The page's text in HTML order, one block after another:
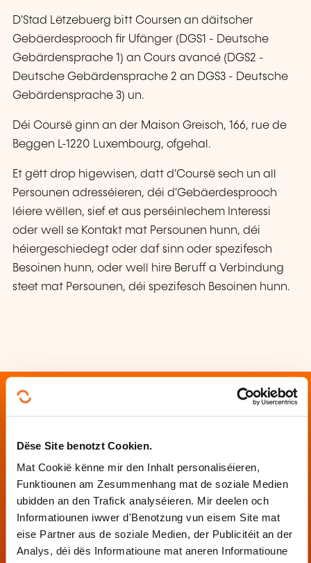
Dëse Site benotzt Cookien.
Mat Cookië kënne mir den Inhalt personaliséieren,
Funktiounen am Zesummenhang mat de soziale Medien
ubidden an den Trafick analyséieren. Mir deelen och
Informatiounen iwwer d'Benotzung vun eisem Site mat
eise Partner aus de soziale Medien, der Publicitéit an der
Analys, déi dës Informatioune mat aneren Informatioune
D'Stad Lëtzebuerg bitt Coursen an däitscher
Gebäerdesprooch fir Ufänger (DGS1 - Deutsche
Gebärdensprache 1) an Cours avancé (DGS2 -
Deutsche Gebärdensprache 2 an DGS3 - Deutsche
Gebärdensprache 3) un.
Déi Coursë ginn an der Maison Greisch, 166, rue de
Beggen L-1220 Luxembourg, ofgehal.
Et gëtt drop higewisen, datt d'Coursë sech un all
Persounen adresséieren, déi d'Gebäerdesprooch
léiere wëllen, sief et aus perséinlechem Interessi
oder well se Kontakt mat Persounen hunn, déi
héiergeschiedegt oder daf sinn oder spezifesch
Besoinen hunn, oder well hire Beruff a Verbindung
steet mat Persounen, déi spezifesch Besoinen hunn.
CDV - Centre pour le développement des
compétences relatives à la vue
17 A, route de Longwy